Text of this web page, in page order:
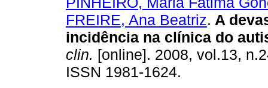
FREIRE, Ana Beatriz. A
incidência na clínica do
clin. [online]. 2008, vol.13,
ISSN 1981-1624.